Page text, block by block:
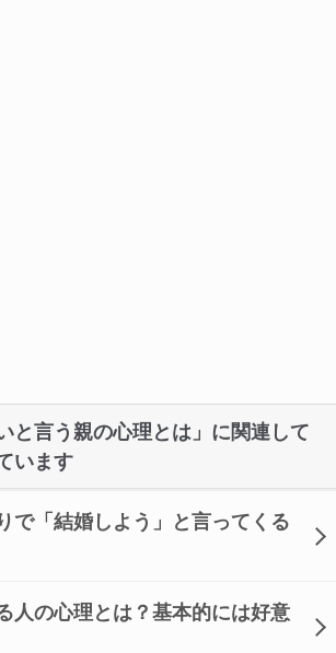
と言う親の心理とは」に関連して
います
で「結婚しよう」と言ってくる
人の心理とは？基本的には好意